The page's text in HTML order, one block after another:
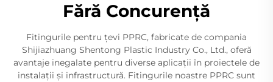
Fără Concurență
Fitingurile pentru țevi PPRC, fabricate de compania
Shijiazhuang Shentong Plastic Industry Co., Ltd., oferă
avantaje inegalate pentru diverse aplicații în proiectele de
instalații și infrastructură. Fitingurile noastre PPRC sunt